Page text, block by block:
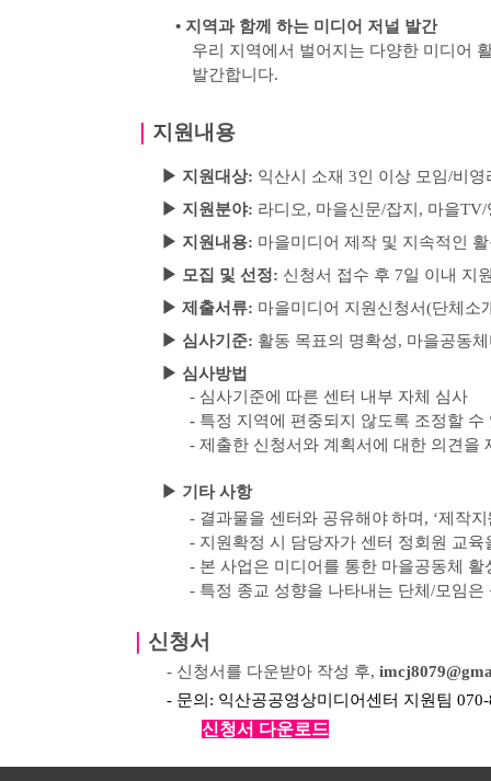
• 지역과 함께 하는 미디어 저널 발간
우리 지역에서 벌어지는 다양한 미디어
발간합니다.
지원내용
▶ 지원대상: 익산시 소재 3인 이상 모임/비영
▶ 지원분야: 라디오, 마을신문/잡지 , 마을TV/
▶ 지원내용: 마을미디어 제작 및 지속적인
▶ 모집 및 선정: 신청서 접수 후 7일 이내 지
▶ 제출서류: 마을미디어 지원신청서(단체소
▶ 심사기준: 활동 목표의 명확성, 마을공동
▶ 심사방법
- 심사기준에 따른 센터 내부 자체 심사
- 특정 지역에 편중되지 않도록 조정할 수
-제출한 신청서와 계획서에 대한 의견을
▶ 기타 사항
- 결과물을 센터와 공유해야 하며 , ‘제작지
- 지원확정 시 담당자가 센터 정회원 교육
- 본 사업은 미디어를 통한 마을공동체
- 특정 종교 성향을 나타내는 단체 /모임은
신청서
- 신청서를 다운받아 작성 후,
- 문의: 익산공공영상미디어센터 지원팀
신청서 다운로드